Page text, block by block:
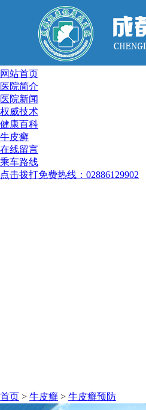
网站首页
医院简介
医院新闻
权威技术
健康百科
牛皮癣
在线留言
乘车路线
点击拨打免费热线：02886129902
首页 > 牛皮癣 > 牛皮癣预防